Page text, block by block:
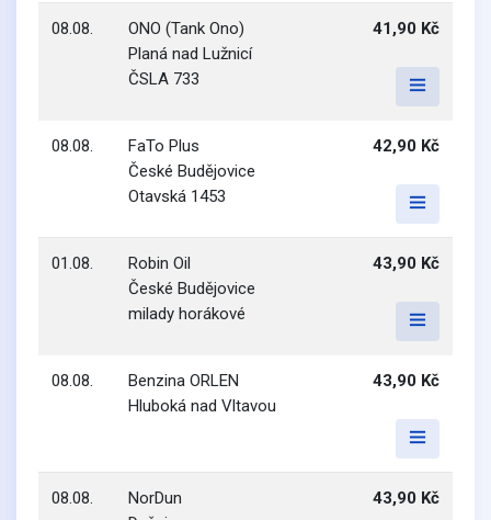
08.08.
ONO (Tank Ono)
Planá nad Lužnicí
ČSLA 733
41,90 Kč
08.08.
FaTo Plus
České Budějovice
Otavská 1453
42,90 Kč
01.08.
Robin Oil
České Budějovice
milady horákové
43,90 Kč
08.08.
Benzina ORLEN
Hluboká nad Vltavou
43,90 Kč
08.08.
NorDun
43,90 Kč